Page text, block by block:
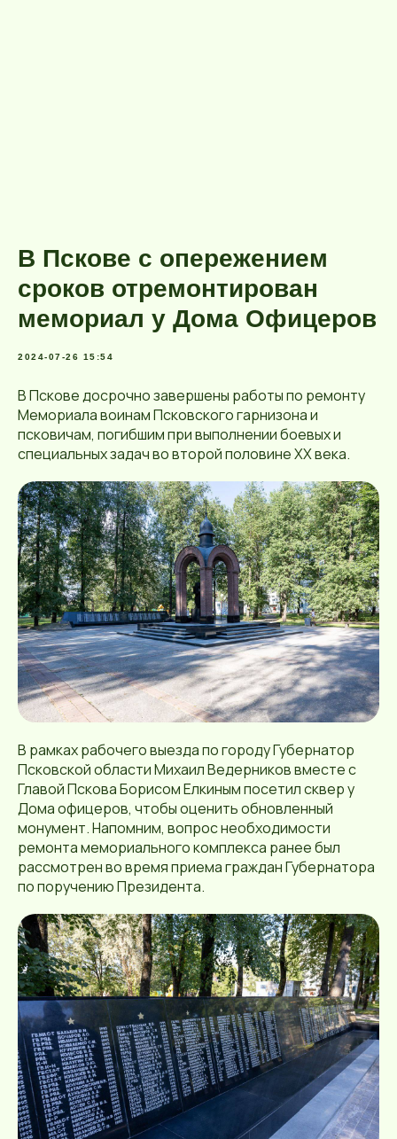
В Пскове с опережением
сроков отремонтирован
мемориал у Дома Офицеров
2024-07-26 15:54
В Пскове досрочно завершены работы по ремонту
Мемориала воинам Псковского гарнизона и
псковичам, погибшим при выполнении боевых и
специальных задач во второй половине ХХ века.
В рамках рабочего выезда по городу Губернатор
Псковской области Михаил Ведерников вместе с
Главой Пскова Борисом Елкиным посетил сквер у
Дома офицеров, чтобы оценить обновленный
монумент. Напомним, вопрос необходимости
ремонта мемориального комплекса ранее был
рассмотрен во время приема граждан Губернатора
по поручению Президента.